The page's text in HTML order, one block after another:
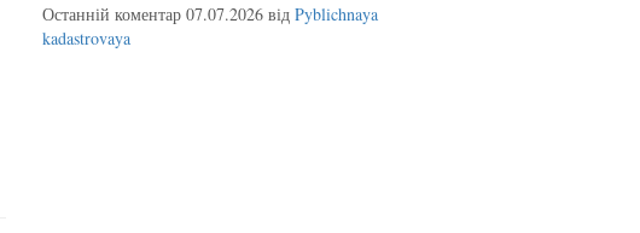
Останній коментар 07.07.2026 від Pyblichnaya
kadastrovaya